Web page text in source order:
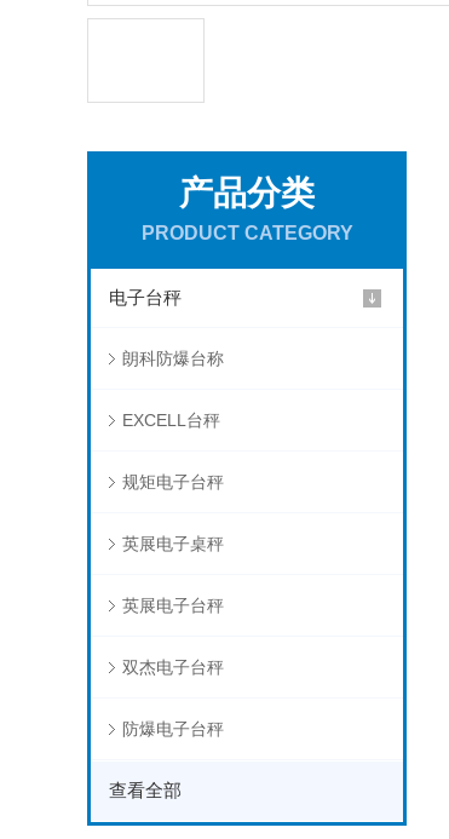
产品分类
PRODUCT CATEGORY
电子台秤
朗科防爆台称
EXCELL台秤
规矩电子台秤
英展电子桌秤
英展电子台秤
双杰电子台秤
防爆电子台秤
查看全部